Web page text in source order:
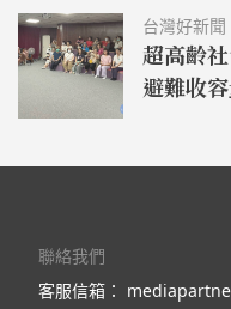
台灣好新聞
超高齡
避難收
聯絡我們
客服信箱：